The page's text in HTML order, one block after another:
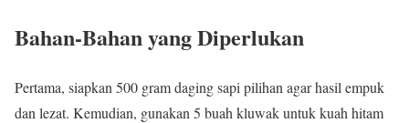
Bahan-Bahan yang Diperlukan
Pertama, siapkan 500 gram daging sapi pilihan agar hasil empuk
dan lezat. Kemudian, gunakan 5 buah kluwak untuk kuah hitam